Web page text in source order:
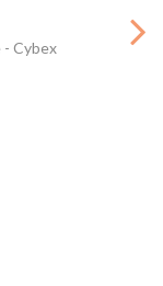
- Cybex